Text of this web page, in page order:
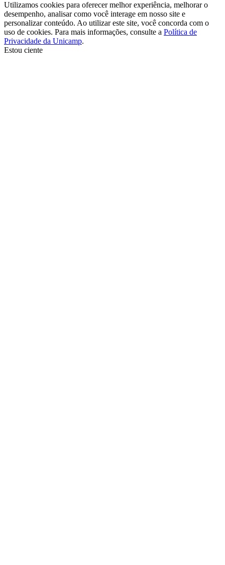
Utilizamos cookies para oferecer melhor experiência, melhorar o
desempenho, analisar como você interage em nosso site e
personalizar conteúdo. Ao utilizar este site, você concorda com o
uso de cookies. Para mais informações, consulte a Política de
Privacidade da Unicamp.
Estou ciente